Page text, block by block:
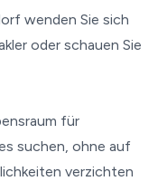
wenden Sie sich
oder schauen Sie
für
suchen, ohne auf
verzichten